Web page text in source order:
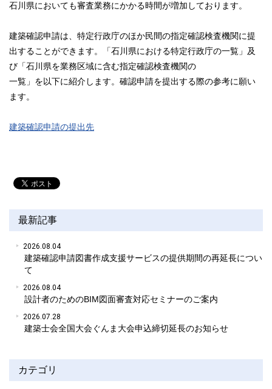
石川県においても審査業務にかかる時間が増加しております。
建築確認申請は、特定行政庁のほか民間の指定確認検査機関に提
出することができます。「石川県における特定行政庁の一覧」及
び「石川県を業務区域に含む指定確認検査機関の
一覧」を以下に紹介します。確認申請を提出する際の参考に願い
ます。
建築確認申請の提出先
最新記事
2026.08.04
建築確認申請図書作成支援サービスの提供期間の再延長につい
て
2026.08.04
設計者のためのBIM図面審査対応セミナーのご案内
2026.07.28
建築士会全国大会ぐんま大会申込締切延長のお知らせ
カテゴリ